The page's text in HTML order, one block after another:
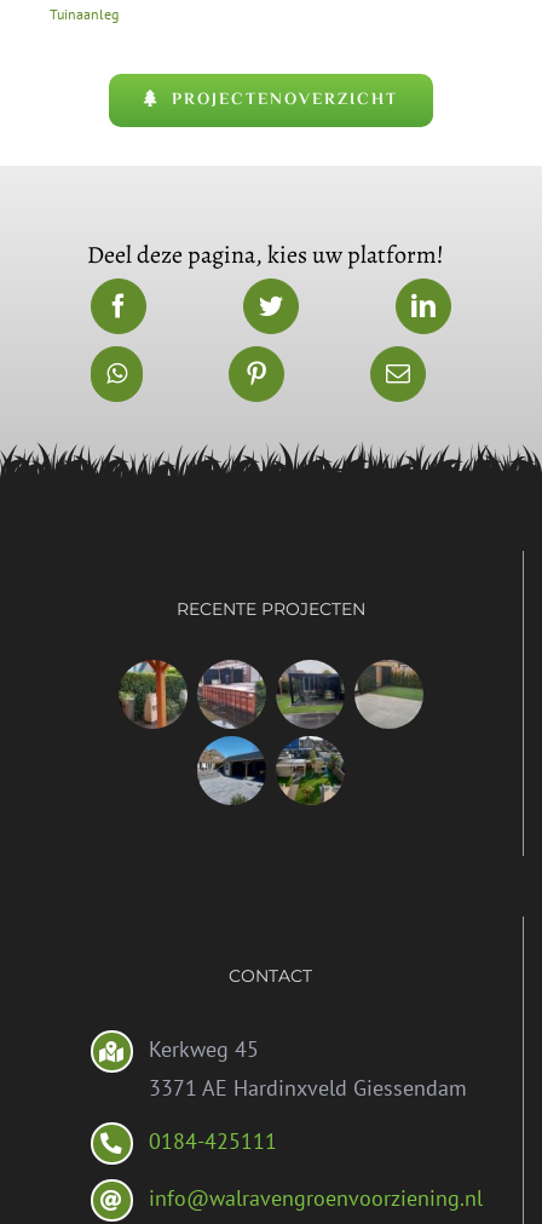
Tuinaanleg
PROJECTENOVERZICHT
Deel deze pagina, kies uw platform!
RECENTE PROJECTEN
CONTACT
Kerkweg 45
3371 AE Hardinxveld Giessendam
0184-425111
info@walravengroenvoorziening.nl